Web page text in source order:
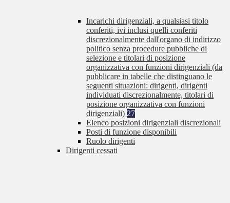
Incarichi dirigenziali, a qualsiasi titolo
conferiti, ivi inclusi quelli conferiti
discrezionalmente dall'organo di indirizzo
politico senza procedure pubbliche di
selezione e titolari di posizione
organizzativa con funzioni dirigenziali (da
pubblicare in tabelle che distinguano le
seguenti situazioni: dirigenti, dirigenti
individuati discrezionalmente, titolari di
posizione organizzativa con funzioni
dirigenziali) 27
Elenco posizioni dirigenziali discrezionali
Posti di funzione disponibili
Ruolo dirigenti
Dirigenti cessati